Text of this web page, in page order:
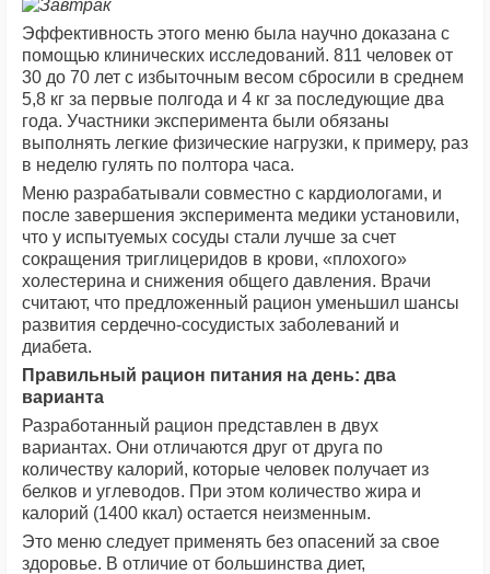
Эффективность этого меню была научно доказана с
помощью клинических исследований. 811 человек от
30 до 70 лет с избыточным весом сбросили в среднем
5,8 кг за первые полгода и 4 кг за последующие два
года. Участники эксперимента были обязаны
выполнять легкие физические нагрузки, к примеру, раз
в неделю гулять по полтора часа.
Меню разрабатывали совместно с кардиологами, и
после завершения эксперимента медики установили,
что у испытуемых сосуды стали лучше за счет
сокращения триглицеридов в крови, «плохого»
холестерина и снижения общего давления. Врачи
считают, что предложенный рацион уменьшил шансы
развития сердечно-сосудистых заболеваний и
диабета.
Правильный рацион питания на день: два
варианта
Разработанный рацион представлен в двух
вариантах. Они отличаются друг от друга по
количеству калорий, которые человек получает из
белков и углеводов. При этом количество жира и
калорий (1400 ккал) остается неизменным.
Это меню следует применять без опасений за свое
здоровье. В отличие от большинства диет,